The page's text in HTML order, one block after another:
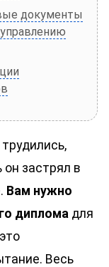
документы
он застрял в
Вам нужно
диплома для
Весь